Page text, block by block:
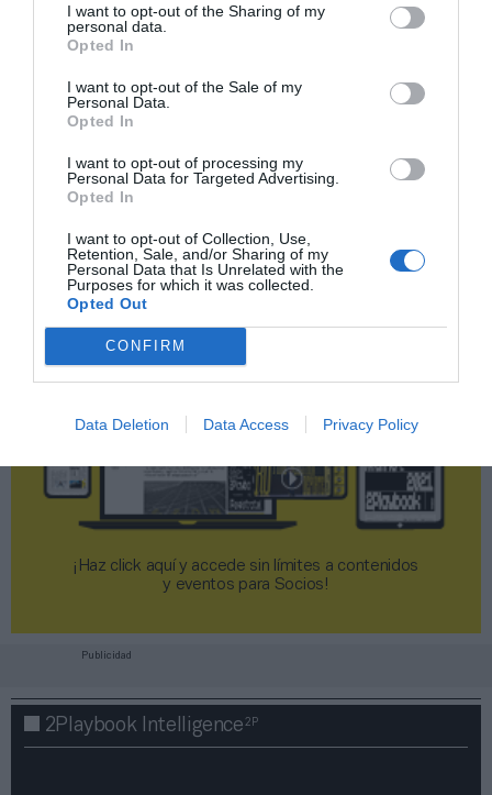
I want to opt-out of the Sharing of my
personal data.
Opted In
I want to opt-out of the Sale of my
Personal Data.
Opted In
I want to opt-out of processing my
Personal Data for Targeted Advertising.
Opted In
I want to opt-out of Collection, Use,
Retention, Sale, and/or Sharing of my
Personal Data that Is Unrelated with the
Purposes for which it was collected.
Opted Out
CONFIRM
Data Deletion Data Access Privacy Policy
RCD Mallorca
Publicidad
2Playbook Club
¡Haz click aquí y accede sin límites a contenidos
y eventos para Socios!​​​​​​​
Publicidad
2Playbook Intelligence2P